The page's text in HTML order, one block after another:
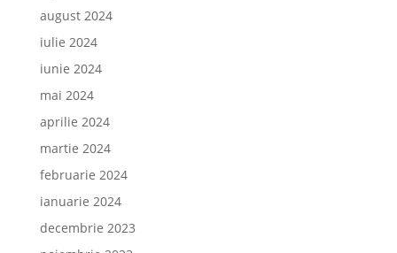
august 2024
iulie 2024
iunie 2024
mai 2024
aprilie 2024
martie 2024
februarie 2024
ianuarie 2024
decembrie 2023